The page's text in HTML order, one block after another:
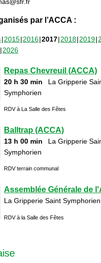
par l’ACCA :
2015 2016 2017 2018 2019
2026
Repas Chevreuil (ACCA)
20 h 30 min
La Gripperie
Symphorien
RDV à La Salle des Fêtes
Balltrap (ACCA)
13 h 00 min
La Gripperie
Symphorien
RDV terrain communal
Assemblée Générale de
La Gripperie Saint Symphorien
RDV à la Salle des Fêtes